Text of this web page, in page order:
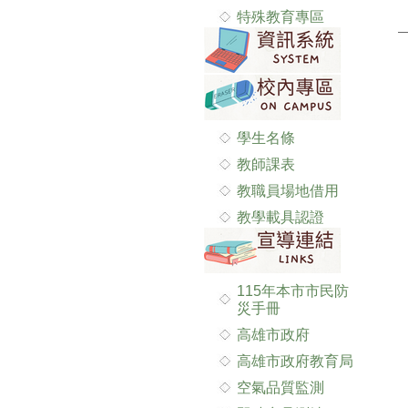
特殊教育專區
學生名條
教師課表
教職員場地借用
教學載具認證
115年本市市民防
災手冊
高雄市政府
高雄市政府教育局
空氣品質監測